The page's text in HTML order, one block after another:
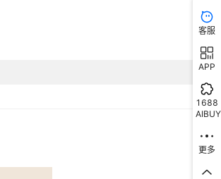
客服
APP
1688
AIBUY
更多